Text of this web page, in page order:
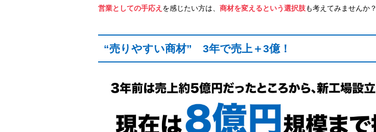
営業としての手応え を感じたい方は、 商材を変えるという選択肢も考えてみませんか？
“売りやすい商材” 3年で売上＋3億！